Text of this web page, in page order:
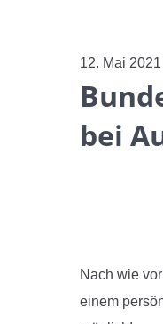
12. Mai 2021
bei
Nach wie
einem